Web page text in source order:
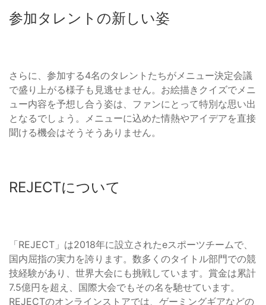
参加タレントの新しい姿
さらに、参加する4名のタレントたちがメニュー決定会議
で盛り上がる様子も見逃せません。お絵描きクイズでメニ
ュー内容を予想し合う姿は、ファンにとって特別な思い出
となるでしょう。メニューに込めた情熱やアイデアを直接
聞ける機会はそうそうありません。
REJECTについて
「REJECT」は2018年に設立されたeスポーツチームで、
国内屈指の実力を誇ります。数多くのタイトル部門での競
技経験があり、世界大会にも挑戦しています。賞金は累計
7.5億円を超え、国際大会でもその名を馳せています。
REJECTのオンラインストアでは、ゲーミングギアなどの